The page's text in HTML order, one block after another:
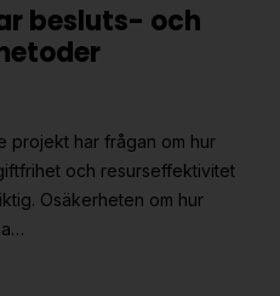
besluts- och
projekt har frågan om hur
och resurseffektivitet
Osäkerheten om hur